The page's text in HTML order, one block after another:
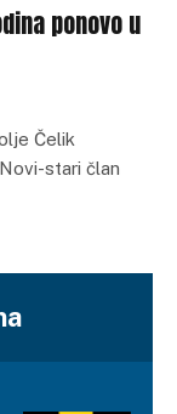
ponovo u
Čelik
stari član